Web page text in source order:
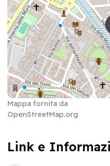
Mappa fornita da
OpenStreetMap.org
Link e